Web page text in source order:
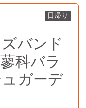
日帰り
バンド
科バラ
ガーデ